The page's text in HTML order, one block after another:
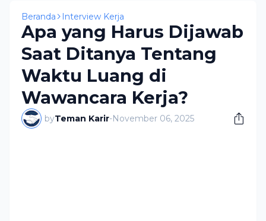
Beranda Interview Kerja
Apa yang Harus Dijawab
Saat Ditanya Tentang
Waktu Luang di
Wawancara Kerja?
byTeman Karir-November 06, 2025